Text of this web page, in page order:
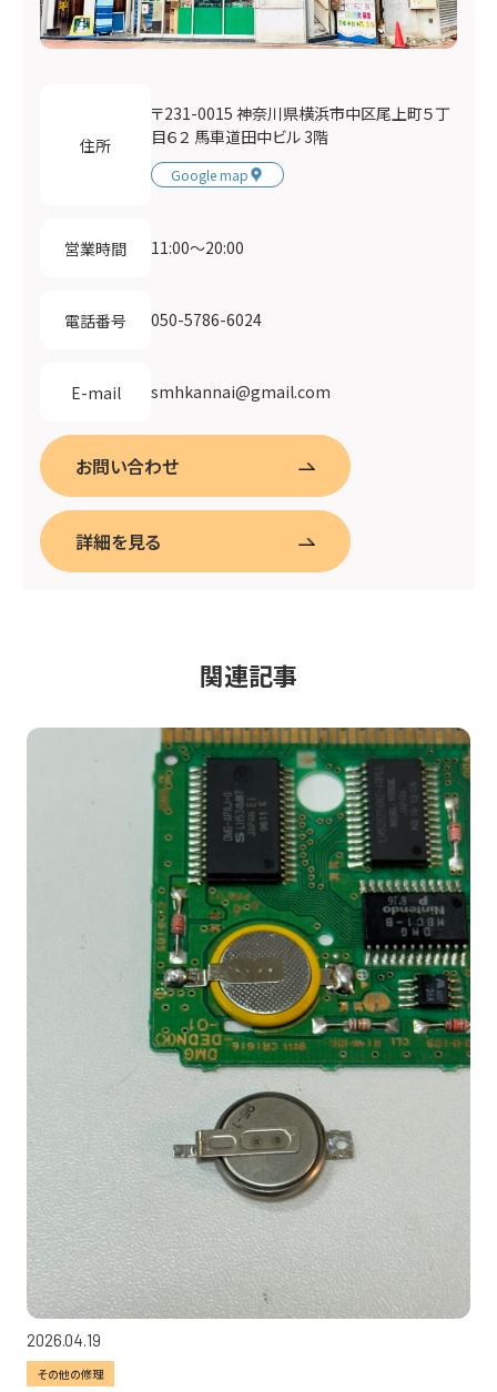
住所
〒231-0015 神奈川県横浜市中区尾上町５丁
目６２ 馬車道田中ビル 3階
Google map
営業時間 11:00〜20:00
電話番号 050-5786-6024
E-mail smhkannai@gmail.com
お問い合わせ
詳細を見る
関連記事
2026.04.19
その他の修理